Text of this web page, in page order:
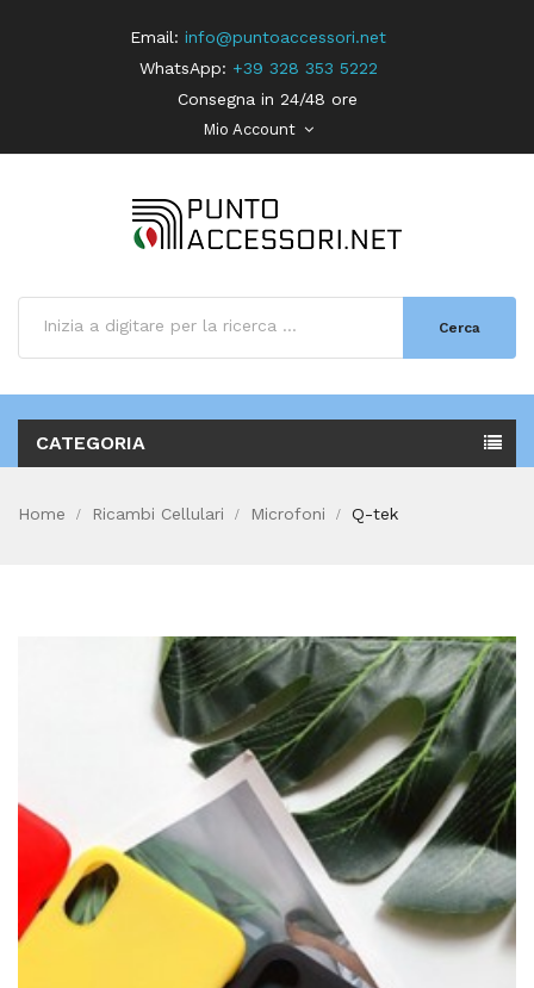
Email: info@puntoaccessori.net
WhatsApp: +39 328 353 5222
Consegna in 24/48 ore
Mio Account
Cerca
CATEGORIA
Home Ricambi Cellulari Microfoni Q-tek